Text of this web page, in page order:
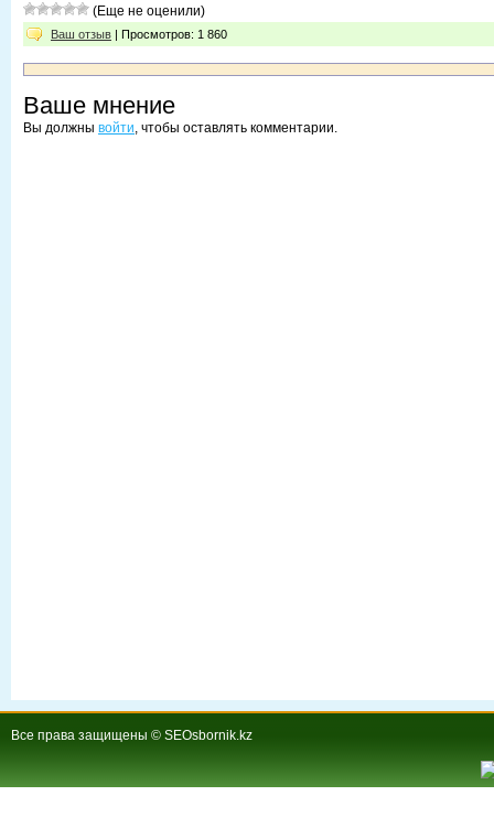
(Еще не оценили)
Ваш отзыв | Просмотров: 1 860
Ваше мнение
Вы должны войти, чтобы оставлять комментарии.
Все права защищены © SEOsbornik.kz